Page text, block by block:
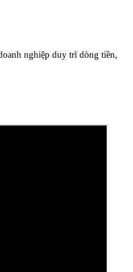
nghiệp duy trì dòng tiền,